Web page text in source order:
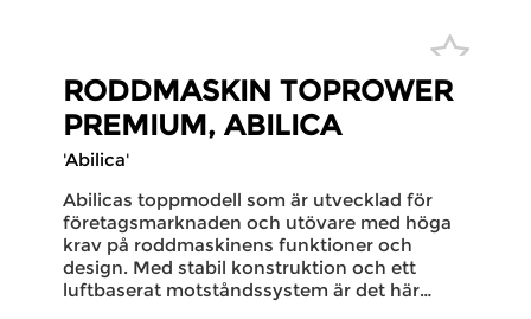
RODDMASKIN TOPROWER
PREMIUM, ABILICA
'Abilica'
Abilicas toppmodell som är utvecklad för
företagsmarknaden och utövare med höga
krav på roddmaskinens funktioner och
design. Med stabil konstruktion och ett
luftbaserat motståndssystem är det här…